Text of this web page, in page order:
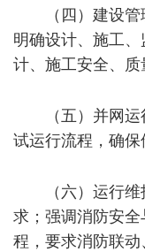
（四）建设
明确设计、施工
计、施工安全、质
（五）并网
试运行流程，确保
（六）运行
求；强调消防安
程，要求消防联动